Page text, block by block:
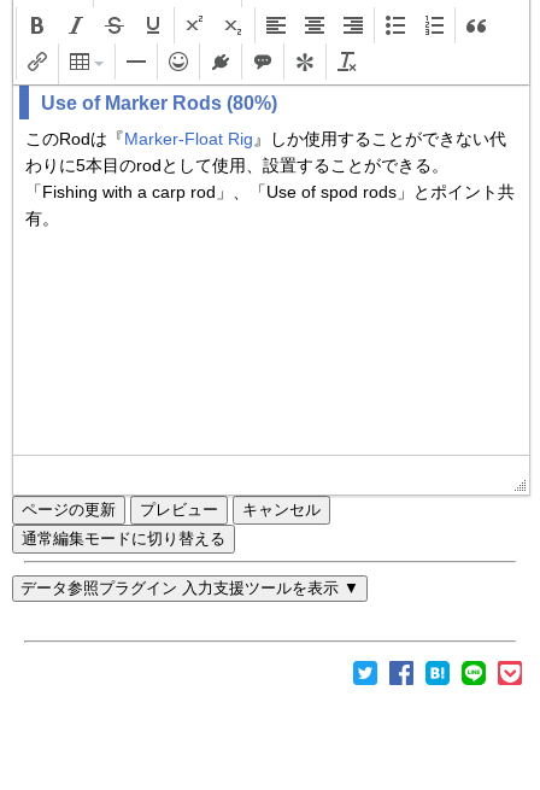
ページの更新
通常編集モードに切り替える
データ参照プラグイン 入力支援ツールを表示 ▼